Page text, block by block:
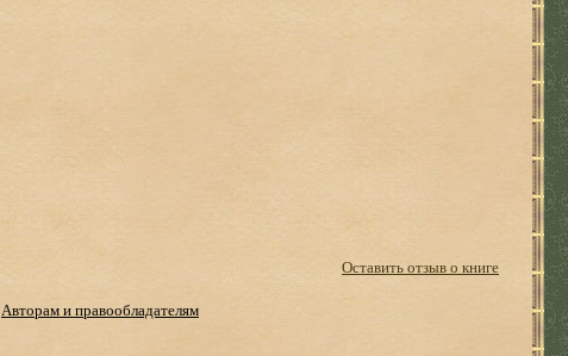
Оставить отзыв о книге
Авторам и правообладателям